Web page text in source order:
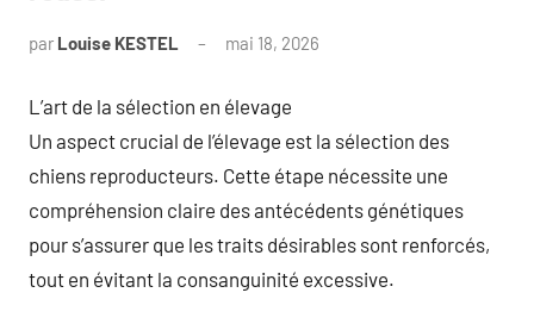
par Louise KESTEL mai 18, 2026
L’art de la sélection en élevage
Un aspect crucial de l’élevage est la sélection des
chiens reproducteurs. Cette étape nécessite une
compréhension claire des antécédents génétiques
pour s’assurer que les traits désirables sont renforcés,
tout en évitant la consanguinité excessive.